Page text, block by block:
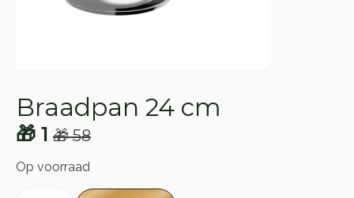
Braadpan 24 cm
🎁58
Oorspronkelijke
prijs
🎁 1
Huidige
prijs
Op voorraad